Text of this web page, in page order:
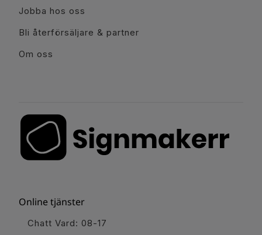
Jobba hos oss
Bli återförsäljare & partner
Om oss
Online tjänster
Chatt Vard: 08-17